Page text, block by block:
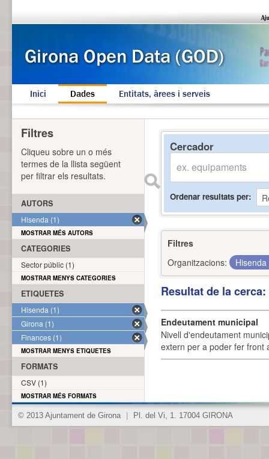
Inici Dades Entitats, àrees i serveis
Cercador
Ordenar resultats per
Filtres
Organitzacions:
Hisenda
Resultat de la
Endeutament municipal
Nivell d'endeutament
extern per a poder fer front
Filtres
Cliqueu sobre un o més
termes de la llista següent
per filtrar els resultats.
AUTORS
Hisenda (1)
MOSTRAR MÉS AUTORS
CATEGORIES
Sector públic (1)
MOSTRAR MENYS CATEGORIES
ETIQUETES
Hisenda (1)
Girona (1)
Finances (1)
MOSTRAR MENYS ETIQUETES
FORMATS
CSV (1)
MOSTRAR MÉS FORMATS
© 2013 Ajuntament de Girona Pl. del Vi, 1. 17004 GIRONA